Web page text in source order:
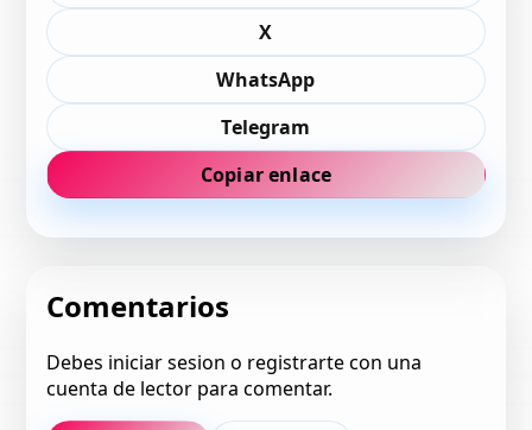
X
WhatsApp
Telegram
Copiar enlace
Comentarios
Debes iniciar sesion o registrarte con una
cuenta de lector para comentar.